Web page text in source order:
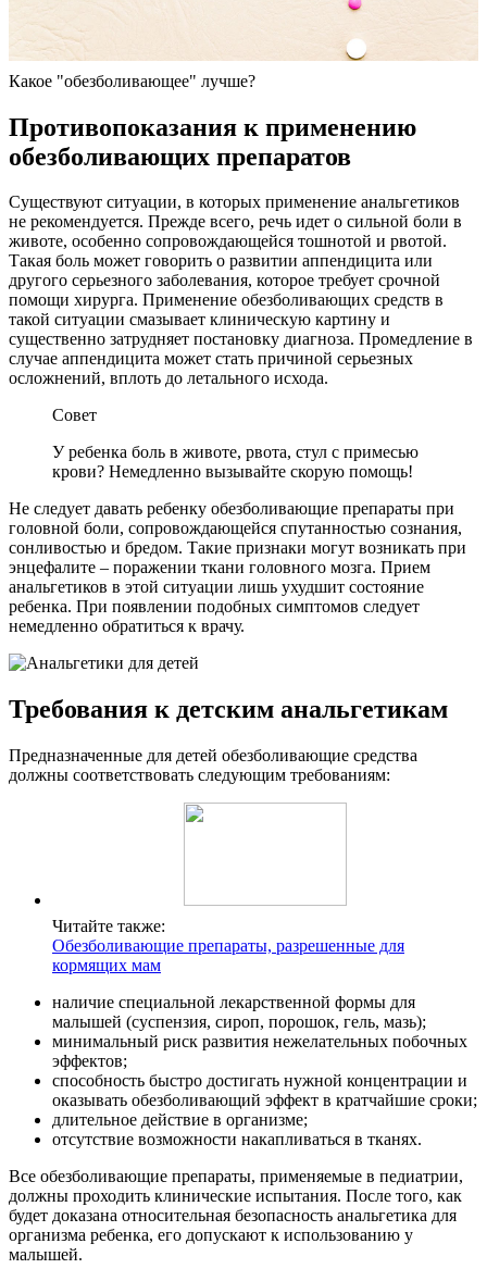
Какое "обезболивающее" лучше?
Противопоказания к применению
обезболивающих препаратов
Существуют ситуации, в которых применение анальгетиков
не рекомендуется. Прежде всего, речь идет о сильной боли в
животе, особенно сопровождающейся тошнотой и рвотой.
Такая боль может говорить о развитии аппендицита или
другого серьезного заболевания, которое требует срочной
помощи хирурга. Применение обезболивающих средств в
такой ситуации смазывает клиническую картину и
существенно затрудняет постановку диагноза. Промедление в
случае аппендицита может стать причиной серьезных
осложнений, вплоть до летального исхода.
Совет
У ребенка боль в животе, рвота, стул с примесью
крови? Немедленно вызывайте скорую помощь!
Не следует давать ребенку обезболивающие препараты при
головной боли, сопровождающейся спутанностью сознания,
сонливостью и бредом. Такие признаки могут возникать при
энцефалите – поражении ткани головного мозга. Прием
анальгетиков в этой ситуации лишь ухудшит состояние
ребенка. При появлении подобных симптомов следует
немедленно обратиться к врачу.
Требования к детским анальгетикам
Предназначенные для детей обезболивающие средства
должны соответствовать следующим требованиям:
Читайте также:
Обезболивающие препараты, разрешенные для
кормящих мам
наличие специальной лекарственной формы для
малышей (суспензия, сироп, порошок, гель, мазь);
минимальный риск развития нежелательных побочных
эффектов;
способность быстро достигать нужной концентрации и
оказывать обезболивающий эффект в кратчайшие сроки;
длительное действие в организме;
отсутствие возможности накапливаться в тканях.
Все обезболивающие препараты, применяемые в педиатрии,
должны проходить клинические испытания. После того, как
будет доказана относительная безопасность анальгетика для
организма ребенка, его допускают к использованию у
малышей.